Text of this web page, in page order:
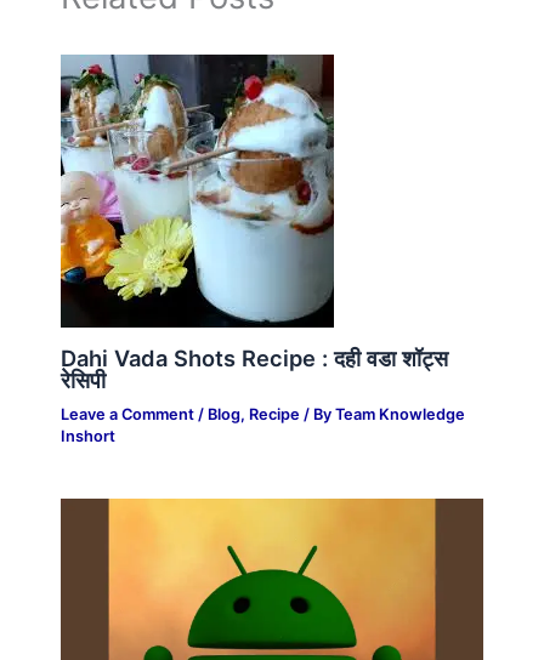
Dahi Vada Shots Recipe : दही वडा शॉट्स
रेसिपी
Leave a Comment / Blog, Recipe / By Team Knowledge
Inshort